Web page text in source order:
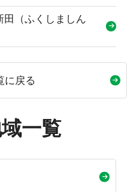
田（ふくしましん
に戻る
一覧